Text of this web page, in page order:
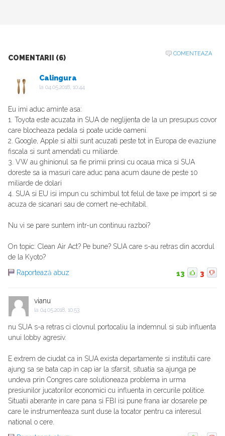
COMENTARII (6)
COMENTEAZA
Calingura
la 04.05.2018, 10:44
Eu imi aduc aminte asa:
1. Toyota este acuzata in SUA de neglijenta de la un presupus covor
care blocheaza pedala si poate ucide oameni.
2. Google, Apple si altii sunt acuzati peste tot in Europa de evaziune
fiscala si sunt amendati cu miliarde.
3. VW au ghinionul sa fie primii prinsi cu ocaua mica si SUA
doreste sa ia masuri care aduc pana acum daune de peste 10
miliarde de dolari
4. SUA si EU isi impun cu schimbul tot felul de taxe pe import si se
acuza de sicanari sau de comert ne-echitabil.
Nu vi se pare suntem intr-un continuu razboi?
On topic: Clean Air Act? Pe bune? SUA care s-au retras din acordul
de la Kyoto?
Raportează abuz
13 3
vianu
la 04.05.2018, 10:53
nu SUA s-a retras ci clovnul portocaliu la indemnul si sub influenta
unui lobby agresiv.
E extrem de ciudat ca in SUA exista departamente si institutii care
ajung sa se bata cap in cap iar la sfarsit, situatia sa ajunga pe
undeva prin Congres care solutioneaza problema in urma
presiunilor jucatorilor economici cu influenta in cercurile politice.
Situatii aberante in care pana si FBI isi pune frana iar dosarele pe
care le instrumenteaza sunt duse la tocator pentru ca interesul
national o cere.